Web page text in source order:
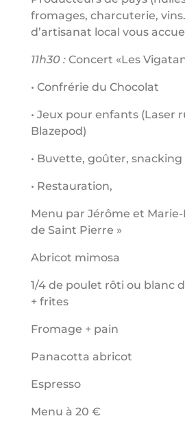
fromages, charcuterie,
d’artisanat local vous
11h30 :Concert «Les
• Confrérie du Chocolat
• Jeux pour enfants (Laser
Blazepod)
• Buvette, goûter, snacking
• Restauration,
Menu par Jérôme et
de Saint Pierre »
Abricot mimosa
1/4 de poulet rôti ou blanc
+ frites
Fromage + pain
Panacotta abricot
Espresso
Menu à 20 €